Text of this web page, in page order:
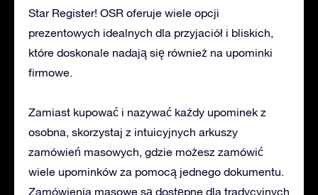
Star Register! OSR oferuje wiele opcji
prezentowych idealnych dla przyjaciół i bliskich,
które doskonale nadają się również na upominki
firmowe.
Zamiast kupować i nazywać każdy upominek z
osobna, skorzystaj z intuicyjnych arkuszy
zamówień masowych, gdzie możesz zamówić
wiele upominków za pomocą jednego dokumentu.
Zamówienia masowe są dostępne dla tradycyjnych